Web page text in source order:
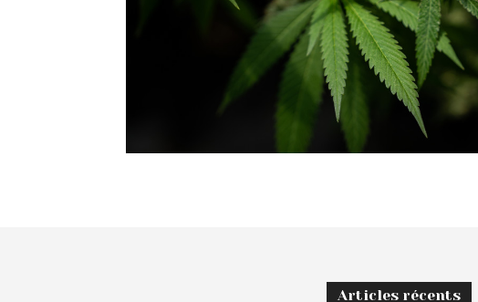
Articles récents